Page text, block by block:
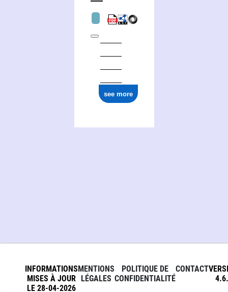
see more
INFORMATIONS
MISES À JOUR
LE 28-04-2026
MENTIONS
LÉGALES
POLITIQUE DE
CONFIDENTIALITÉ
CONTACT